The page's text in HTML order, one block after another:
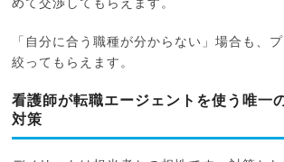
めて交渉してもらえます。
「自分に合う職種が分からない」場合も、
絞ってもらえます。
看護師が転職エージェントを使う唯一
対策